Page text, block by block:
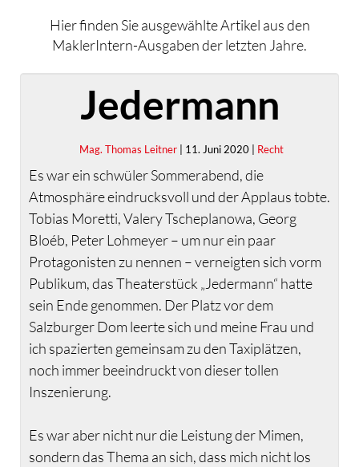
Hier finden Sie ausgewählte Artikel aus den
MaklerIntern-Ausgaben der letzten Jahre.
Jedermann
Mag. Thomas Leitner | 11. Juni 2020 | Recht
Es war ein schwüler Sommerabend, die
Atmosphäre eindrucksvoll und der Applaus tobte.
Tobias Moretti, Valery Tscheplanowa, Georg
Bloéb, Peter Lohmeyer – um nur ein paar
Protagonisten zu nennen – verneigten sich vorm
Publikum, das Theaterstück „Jedermann“ hatte
sein Ende genommen. Der Platz vor dem
Salzburger Dom leerte sich und meine Frau und
ich spazierten gemeinsam zu den Taxiplätzen,
noch immer beeindruckt von dieser tollen
Inszenierung.
Es war aber nicht nur die Leistung der Mimen,
sondern das Thema an sich, dass mich nicht los